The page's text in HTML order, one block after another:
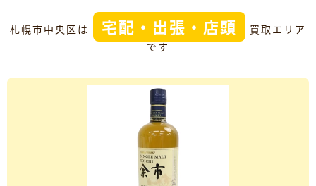
札幌市中央区は 宅配・出張・店頭
買取エリア
です